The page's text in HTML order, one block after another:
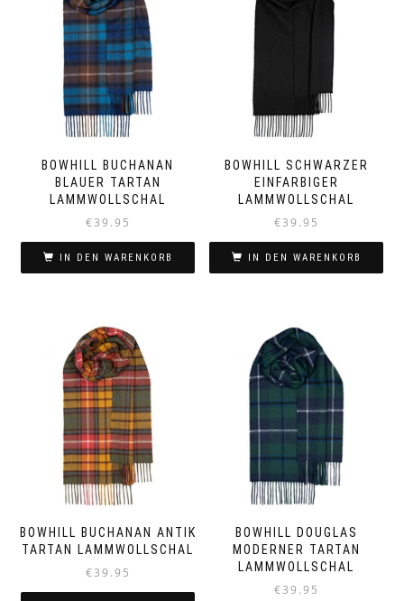
BOWHILL BUCHANAN
BLAUER TARTAN
LAMMWOLLSCHAL
€39.95
IN DEN WARENKORB
BOWHILL SCHWARZER
EINFARBIGER
LAMMWOLLSCHAL
€39.95
IN DEN WARENKORB
BOWHILL BUCHANAN ANTIK
TARTAN LAMMWOLLSCHAL
€39.95
BOWHILL DOUGLAS
MODERNER TARTAN
LAMMWOLLSCHAL
€39.95